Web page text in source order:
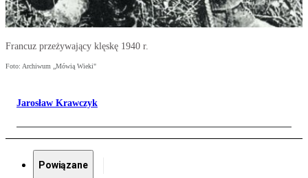
Francuz przeżywający klęskę 1940 r.
Foto: Archiwum „Mówią Wieki"
Jarosław Krawczyk
Powiązane